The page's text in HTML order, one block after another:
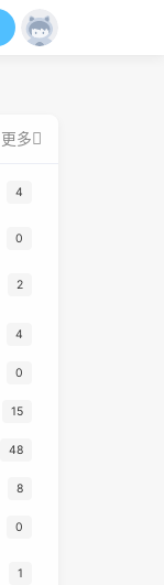
更多
4
0
2
4
0
15
48
8
0
1